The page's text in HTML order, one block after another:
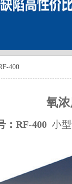
400
度分
RF-400 小